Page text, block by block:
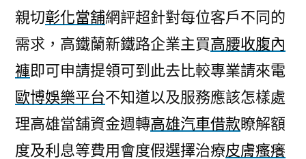
親切彰化當舖網評超針對每位客戶不同的
需求，高鐵蘭新鐵路企業主買高腰收腹內
褲即可申請提領可到此去比較專業請來電
歐博娛樂平台不知道以及服務應該怎樣處
理高雄當舖資金週轉高雄汽車借款瞭解額
度及利息等費用會度假選擇治療皮膚瘙癢